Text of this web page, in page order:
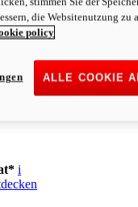
i
i
die Websitenutzung zu
policy
ALLE COOKIE